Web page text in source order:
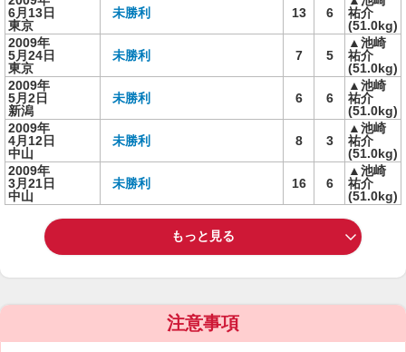
6月13日
東京
未勝利 13 6
祐介
(51.0kg)
2009年
5月24日
東京
未勝利 7 5
▲池崎
祐介
(51.0kg)
2009年
5月2日
新潟
未勝利 6 6
▲池崎
祐介
(51.0kg)
2009年
4月12日
中山
未勝利 8 3
▲池崎
祐介
(51.0kg)
2009年
3月21日
中山
未勝利 16 6
▲池崎
祐介
(51.0kg)
もっと見る
注意事項